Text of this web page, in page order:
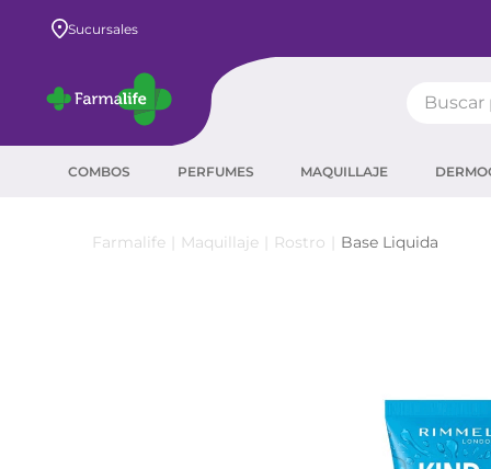
Sucursales
COMBOS PERFUMES MAQUILLAJE
Maquillaje Rostro Base Liquida